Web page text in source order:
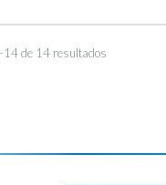
de 14 resultados